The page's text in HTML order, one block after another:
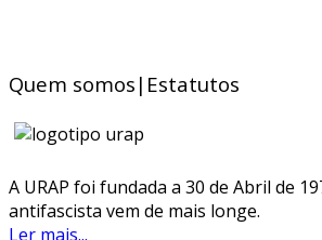
Quem somos|Estatutos
A URAP foi fundada a 30 de Abril de
antifascista vem de mais longe.
Ler mais...